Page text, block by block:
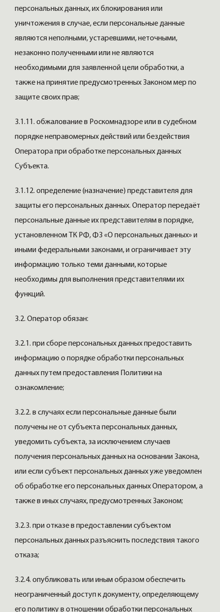
персональных данных, их блокирования или
уничтожения в случае, если персональные данные
являются неполными, устаревшими, неточными,
незаконно полученными или не являются
необходимыми для заявленной цели обработки, а
также на принятие предусмотренных Законом мер по
защите своих прав;
3.1.11. обжалование в Роскомнадзоре или в судебном
порядке неправомерных действий или бездействия
Оператора при обработке персональных данных
Субъекта.
3.1.12. определение (назначение) представителя для
защиты его персональных данных. Оператор передаёт
персональные данные их представителям в порядке,
установленном ТК РФ, ФЗ «О персональных данных» и
иными федеральными законами, и ограничивает эту
информацию только теми данными, которые
необходимы для выполнения представителями их
функций.
3.2. Оператор обязан:
3.2.1. при сборе персональных данных предоставить
информацию о порядке обработки персональных
данных путем предоставления Политики на
ознакомление;
3.2.2. в случаях если персональные данные были
получены не от субъекта персональных данных,
уведомить субъекта, за исключением случаев
получения персональных данных на основании Закона,
или если субъект персональных данных уже уведомлен
об обработке его персональных данных Оператором, а
также в иных случаях, предусмотренных Законом;
3.2.3. при отказе в предоставлении субъектом
персональных данных разъяснить последствия такого
отказа;
3.2.4. опубликовать или иным образом обеспечить
неограниченный доступ к документу, определяющему
его политику в отношении обработки персональных